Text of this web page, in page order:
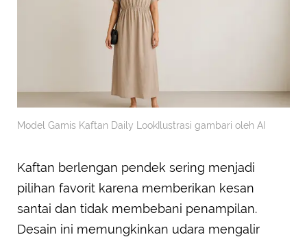
Model Gamis Kaftan Daily LookIlustrasi gambari oleh AI
Kaftan berlengan pendek sering menjadi
pilihan favorit karena memberikan kesan
santai dan tidak membebani penampilan.
Desain ini memungkinkan udara mengalir